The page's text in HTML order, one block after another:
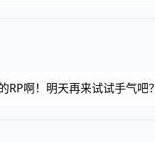
啊！明天再来试试手气吧？